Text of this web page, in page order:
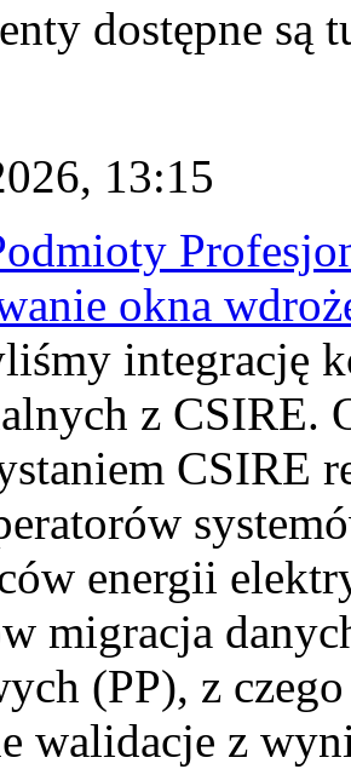
dostępne są
13:15
okna
integrację
z CSIRE.
CSIRE
energii
migracja
(PP), z
walidacje z